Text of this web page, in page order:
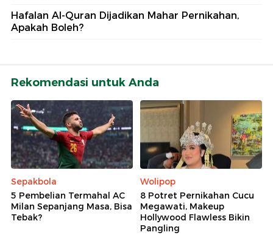
Hafalan Al-Quran Dijadikan Mahar Pernikahan,
Apakah Boleh?
Rekomendasi untuk Anda
Sepakbola
5 Pembelian Termahal AC
Milan Sepanjang Masa, Bisa
Tebak?
Wolipop
8 Potret Pernikahan Cucu
Megawati, Makeup
Hollywood Flawless Bikin
Pangling